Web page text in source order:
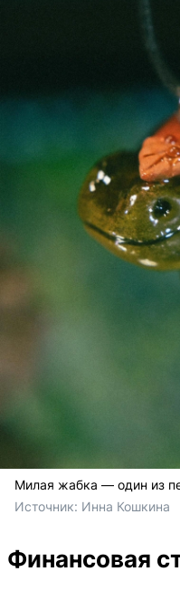
Милая жабка — один из
Источник: Инна Кошкина
Финансовая